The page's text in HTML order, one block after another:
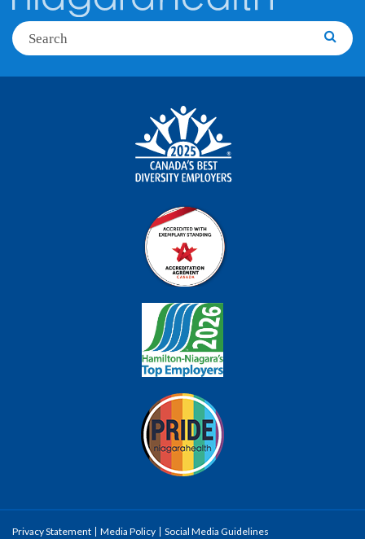
Search
Privacy Statement Media Policy Social Media Guidelines